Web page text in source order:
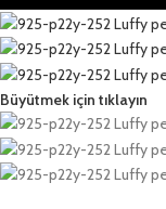
Büyütmek için tıklayın